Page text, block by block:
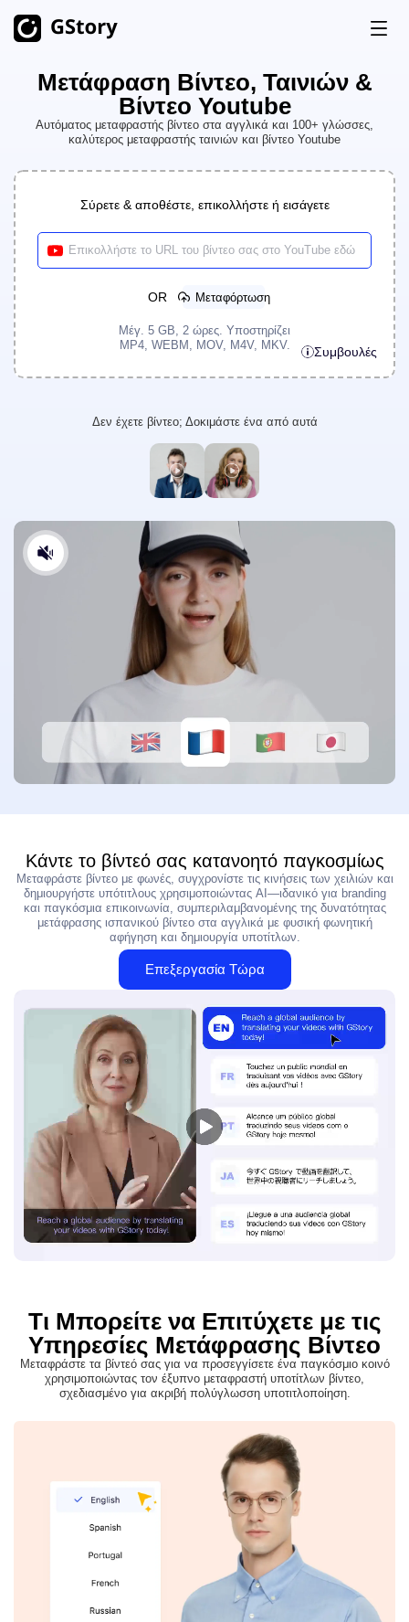
Προϊόν
Δημιουργία AI
AI Εικόνα σε βίντεο
Γεννήτρια βίντεο AI
Εργαλεία Βίντεο
Μεταφραστής Βίντεο
Δημιουργός Κλιπ AI
Αφαίρεση Φόντου Βίντεο
Αφαίρεση Υδατογραφήματος Φωτογραφίας
Βελτιωτής Φωτογραφίας Απεριόριστο
Υπότιτλοι & Μεταγραφή
Αυτόματη Γεννήτρια Υποτίτλων
Τιμολόγηση
Δωρεάν Πόντοι (Credits)
Ιστορικό
Μετάφραση Βίντεο, Ταινιών &
Βίντεο Youtube
Αυτόματος μεταφραστής βίντεο στα αγγλικά και 100+ γλώσσες,
καλύτερος μεταφραστής ταινιών και βίντεο Youtube
Σύρετε & αποθέστε, επικολλήστε ή εισάγετε
OR Μεταφόρτωση
Μέγ. 5 GB, 2 ώρες. Υποστηρίζει
MP4, WEBM, MOV, M4V, MKV.
Συμβουλές
Δεν έχετε βίντεο; Δοκιμάστε ένα από αυτά
Κάντε το βίντεό σας κατανοητό παγκοσμίως
Μεταφράστε βίντεο με φωνές, συγχρονίστε τις κινήσεις των χειλιών και
δημιουργήστε υπότιτλους χρησιμοποιώντας AI—ιδανικό για branding
και παγκόσμια επικοινωνία, συμπεριλαμβανομένης της δυνατότητας
μετάφρασης ισπανικού βίντεο στα αγγλικά με φυσική φωνητική
αφήγηση και δημιουργία υποτίτλων.
Επεξεργασία Τώρα
Τι Μπορείτε να Επιτύχετε με τις
Υπηρεσίες Μετάφρασης Βίντεο
Μεταφράστε τα βίντεό σας για να προσεγγίσετε ένα παγκόσμιο κοινό
χρησιμοποιώντας τον έξυπνο μεταφραστή υποτίτλων βίντεο,
σχεδιασμένο για ακριβή πολύγλωσση υποτιτλοποίηση.